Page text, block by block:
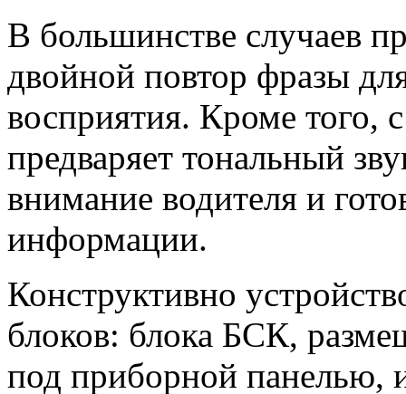
В большинстве случаев
двойной повтор фразы
восприятия. Кроме того,
предваряет тональный
внимание водителя и
информации.
Конструктивно
блоков: блока БСК,
под приборной панелью,